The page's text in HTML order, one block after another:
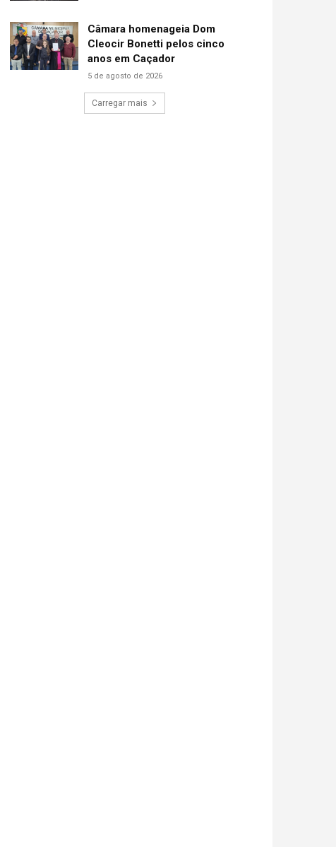
Câmara homenageia Dom
Cleocir Bonetti pelos cinco
anos em Caçador
5 de agosto de 2026
Carregar mais